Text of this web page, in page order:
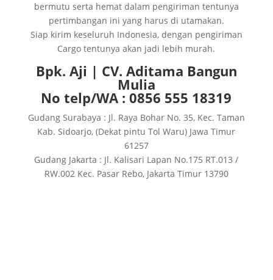
bermutu serta hemat dalam pengiriman tentunya
pertimbangan ini yang harus di utamakan.
Siap kirim keseluruh Indonesia, dengan pengiriman
Cargo tentunya akan jadi lebih murah.
Bpk. Aji | CV. Aditama Bangun
Mulia
No telp/WA : 0856 555 18319
Gudang Surabaya : Jl. Raya Bohar No. 35, Kec. Taman
Kab. Sidoarjo, (Dekat pintu Tol Waru) Jawa Timur
61257
Gudang Jakarta : Jl. Kalisari Lapan No.175 RT.013 /
RW.002 Kec. Pasar Rebo, Jakarta Timur 13790